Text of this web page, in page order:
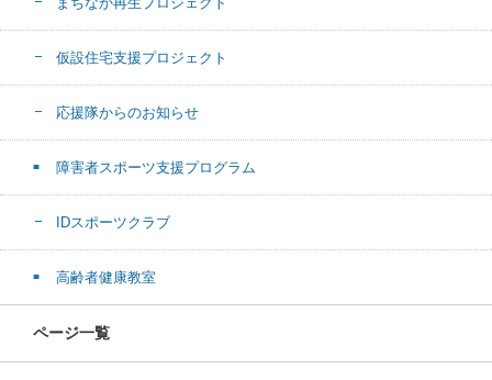
仮設住宅支援プロジェクト
応援隊からのお知らせ
障害者スポーツ支援プログラム
IDスポーツクラブ
高齢者健康教室
ページ一覧